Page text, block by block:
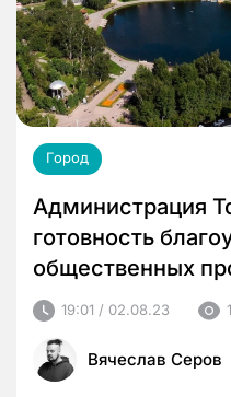
Город
Администрация
готовность
общественных
19:01 / 02.08.23
Вячеслав Серов